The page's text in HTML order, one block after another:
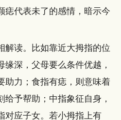
痣代表未了的感情，暗示今
解读。比如靠近大拇指的位
深，父母要么条件优越，
助力；食指有痣，则意味着
给予帮助；中指象征自身，
对应子女。若小拇指上有